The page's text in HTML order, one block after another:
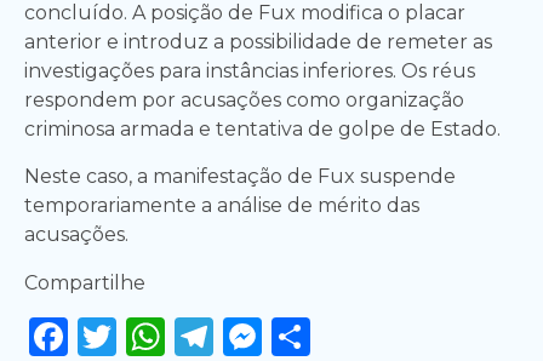
concluído. A posição de Fux modifica o placar
anterior e introduz a possibilidade de remeter as
investigações para instâncias inferiores. Os réus
respondem por acusações como organização
criminosa armada e tentativa de golpe de Estado.
Neste caso, a manifestação de Fux suspende
temporariamente a análise de mérito das
acusações.
Compartilhe
Facebook
Twitter
WhatsApp
Telegram
Messenger